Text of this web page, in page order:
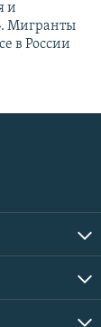
и
Мигранты
в России